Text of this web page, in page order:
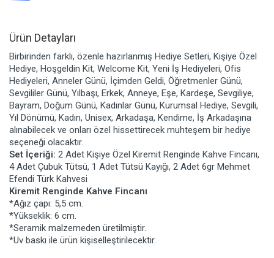
Ürün Detayları
Birbirinden farklı, özenle hazırlanmış Hediye Setleri, Kişiye Özel
Hediye, Hoşgeldin Kit, Welcome Kit, Yeni İş Hediyeleri, Ofis
Hediyeleri, Anneler Günü, İçimden Geldi, Öğretmenler Günü,
Sevgililer Günü, Yılbaşı, Erkek, Anneye, Eşe, Kardeşe, Sevgiliye,
Bayram, Doğum Günü, Kadınlar Günü, Kurumsal Hediye, Sevgili,
Yıl Dönümü, Kadın, Unisex, Arkadaşa, Kendime, İş Arkadaşına
alınabilecek ve onları özel hissettirecek muhteşem bir hediye
seçeneği olacaktır.
Set İçeriği: 2 Adet Kişiye Özel Kiremit Renginde Kahve Fincanı,
4 Adet Çubuk Tütsü, 1 Adet Tütsü Kayığı, 2 Adet 6gr Mehmet
Efendi Türk Kahvesi
Kiremit Renginde Kahve Fincanı
*Ağız çapı: 5,5 cm.
*Yükseklik: 6 cm.
*Seramik malzemeden üretilmiştir.
*Uv baskı ile ürün kişiselleştirilecektir.